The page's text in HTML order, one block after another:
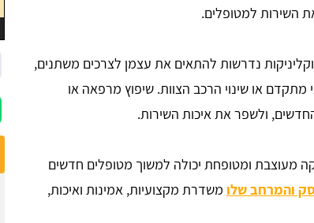
השירות למטופלים.
נדרשות להתאים את עצמן לצרכים משתנים,
מתקדם או שינוי הרכב הצוות. שיפוץ מרפאה או
ולשפר את איכות השירות.
מעוצבת ומטופחת יכולה למשוך מטופלים חדשים
והמרחב שלו משדרת מקצועיות, אמינות ואיכות,